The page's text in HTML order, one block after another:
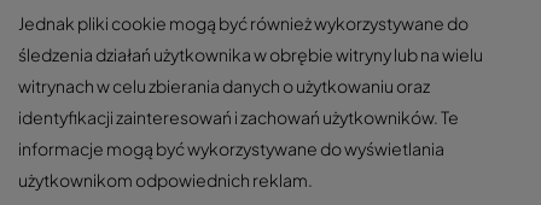
Jednak pliki cookie mogą być również wykorzystywane do
śledzenia działań użytkownika w obrębie witryny lub na wielu
witrynach w celu zbierania danych o użytkowaniu oraz
identyfikacji zainteresowań i zachowań użytkowników. Te
informacje mogą być wykorzystywane do wyświetlania
użytkownikom odpowiednich reklam.